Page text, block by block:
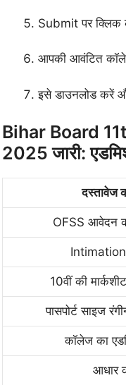
Submit पर क्लिक
आपकी आवंटित
इसे डाउनलोड करें
Bihar Board
2025 जारी:
दस्तावेज
OFSS आवेदन
10वीं की
पासपोर्ट साइज
कॉलेज का
आधार